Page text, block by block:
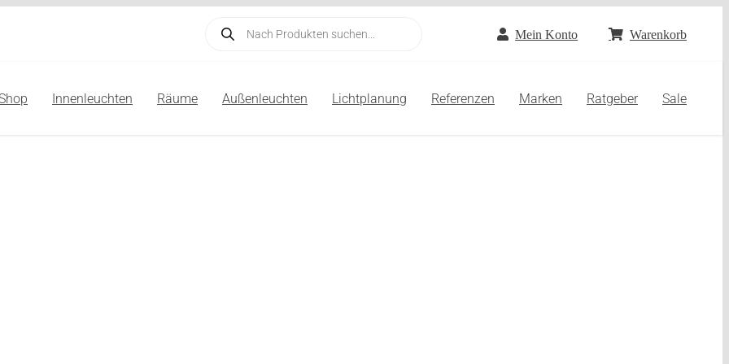
Products
search
Mein Konto Warenkorb
Innenleuchten Räume Außenleuchten Lichtplanung Referenzen Marken Ratgeber Sale